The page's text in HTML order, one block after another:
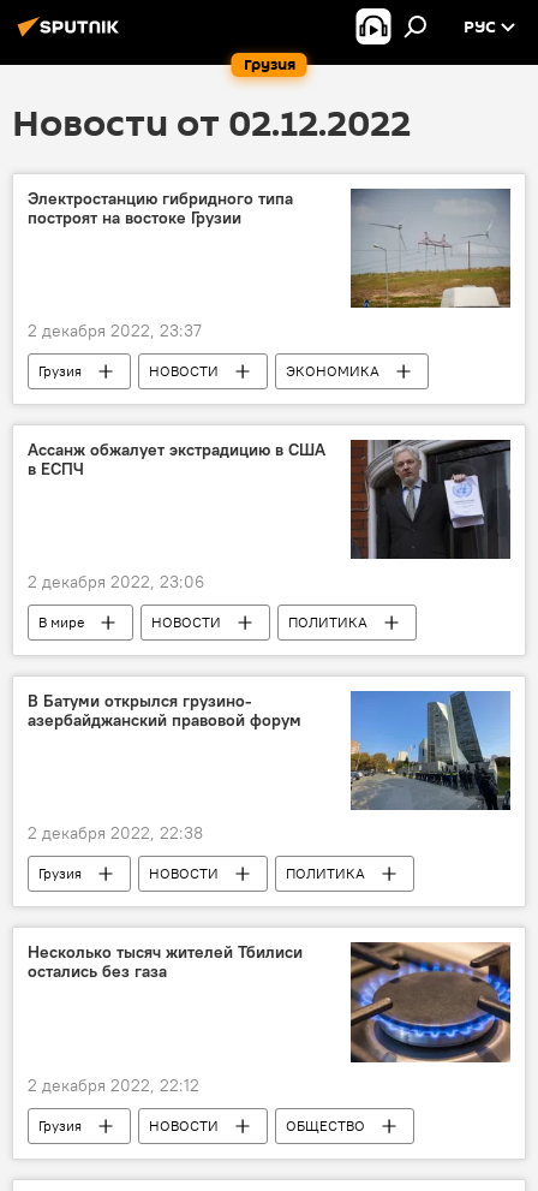
Грузия
РУС
Новости от 02.12.2022
Электростанцию гибридного типа
построят на востоке Грузии
2 декабря 2022, 23:37
Грузия НОВОСТИ
ЭКОНОМИКА
Ромео Микаутадзе
Гори
Шида Картли
Ветряная электростанция
солнечная электростанция
Ассанж обжалует экстрадицию в США
в ЕСПЧ
2 декабря 2022, 23:06
В мире НОВОСТИ
ПОЛИТИКА
Джулиан Ассанж
США
Великобритания
WikiLeaks ЕСПЧ
В Батуми открылся грузино-
азербайджанский правовой форум
2 декабря 2022, 22:38
Грузия НОВОСТИ
ПОЛИТИКА
Рати Брегадзе
Батуми
Азербайджан
Министерство юстиции Грузии
Несколько тысяч жителей Тбилиси
остались без газа
2 декабря 2022, 22:12
Грузия НОВОСТИ
ОБЩЕСТВО
ПРОИСШЕСТВИЯ
Тбилиси газ